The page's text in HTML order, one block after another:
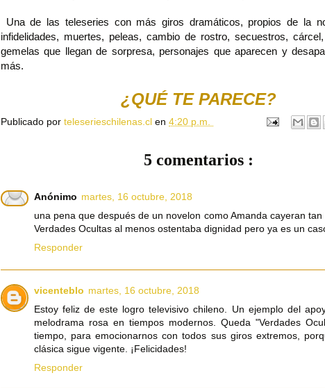
Una de las teleseries con más giros dramáticos, propios de la
infidelidades, muertes, peleas, cambio de rostro, secuestros,
gemelas que llegan de sorpresa, personajes que aparecen y
más.
¿QUÉ TE PARECE?
Publicado por teleserieschilenas.cl en 4:20 p.m.
5 comentarios :
Anónimo martes, 16 octubre, 2018
una pena que después de un novelon como Amanda cayeran
Verdades Ocultas al menos ostentaba dignidad pero ya es un
Responder
vicenteblo martes, 16 octubre, 2018
Estoy feliz de este logro televisivo chileno. Un ejemplo del
melodrama rosa en tiempos modernos. Queda "Verdades
tiempo, para emocionarnos con todos sus giros extremos,
clásica sigue vigente. ¡Felicidades!
Responder